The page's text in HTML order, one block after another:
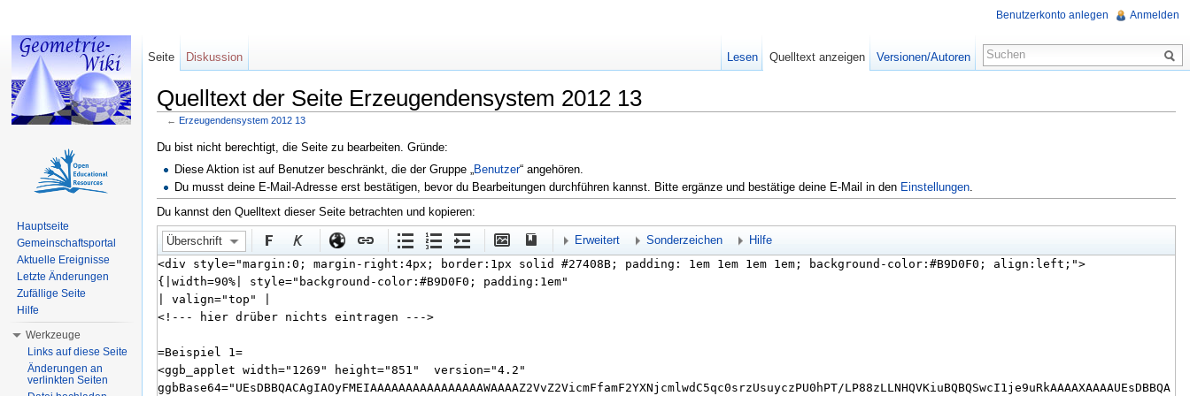
Quelltext der Seite Erzeugendensystem 2012 13
← Erzeugendensystem 2012 13
Du bist nicht berechtigt, die Seite zu bearbeiten. Gründe:
Diese Aktion ist auf Benutzer beschränkt, die der Gruppe „
Benutzer“ angehören.
Du musst deine E-Mail-Adresse erst bestätigen, bevor du Bearbeitungen durchführen kannst. Bitte ergänze und bestätige deine E-Mail in den Einstellungen.
Du kannst den Quelltext dieser Seite betrachten und kopieren:
Überschrift Erweitert Sonderzeichen Hilfe
Benutzerkonto anlegen Anmelden
Seite Diskussion Lesen Quelltext anzeigen Versionen/Autoren
Hauptseite
Gemeinschaftsportal
Aktuelle Ereignisse
Letzte Änderungen
Zufällige Seite
Hilfe
Werkzeuge
Links auf diese Seite
Änderungen an
verlinkten Seiten